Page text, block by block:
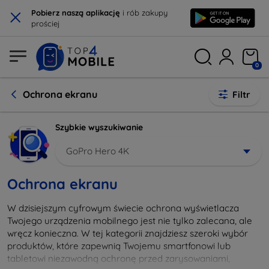
× Pobierz naszą aplikację i rób zakupy
prościej
0
Ochrona ekranu Filtr
Szybkie wyszukiwanie
GoPro Hero 4K
Ochrona ekranu
W dzisiejszym cyfrowym świecie ochrona wyświetlacza
Twojego urządzenia mobilnego jest nie tylko zalecana, ale
wręcz konieczna. W tej kategorii znajdziesz szeroki wybór
produktów, które zapewnią Twojemu smartfonowi lub
tabletowi niezawodną ochronę przed zarysowaniami,